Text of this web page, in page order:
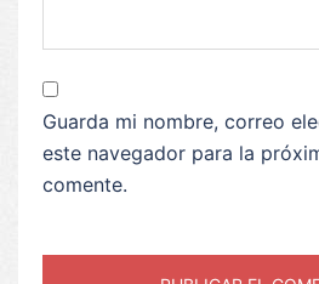
Guarda mi nombre, correo
este navegador para la
comente.